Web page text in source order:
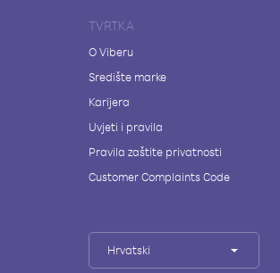
TVRTKA
O Viberu
Središte marke
Karijera
Uvjeti i pravila
Pravila zaštite privatnosti
Customer Complaints Code
Hrvatski